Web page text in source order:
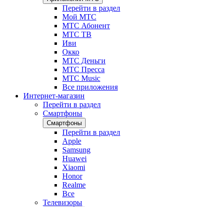
Перейти в раздел
Мой МТС
МТС Абонент
МТС ТВ
Иви
Окко
МТС Деньги
МТС Пресса
МТС Music
Все приложения
Интернет-магазин
Перейти в раздел
Смартфоны
Смартфоны
Перейти в раздел
Apple
Samsung
Huawei
Xiaomi
Honor
Realme
Все
Телевизоры